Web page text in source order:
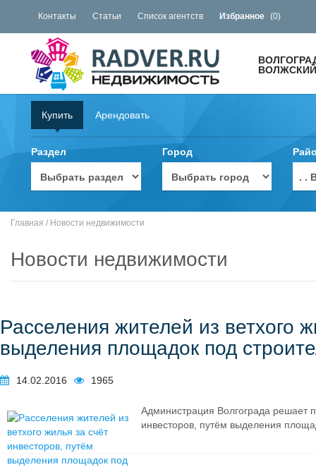
Контакты Статьи Список агентств Избранное (0)
ВОЛЖСКИЙ
Купить Арендовать
Раздел Город
. .
Главная / Новости недвижимости
Новости недвижимости
Расселения жителей из ветхого
выделения площадок под
14.02.2016 1965
Администрация Волгограда решает
инвесторов, путём выделения